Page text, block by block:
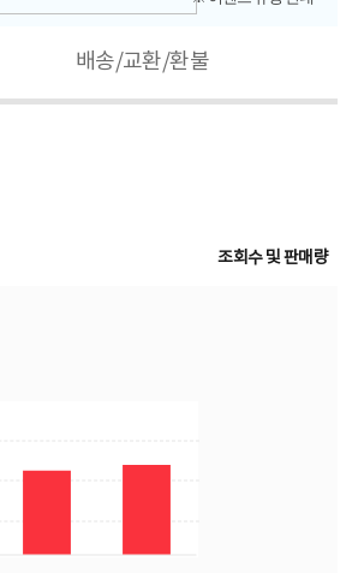
배송/교환/환불
조회수 및 판매량